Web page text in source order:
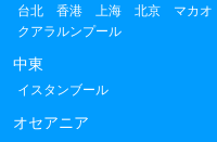
台北
香港 上海 北京 マカオ
クアラルンプール
中東
イスタンブール
オセアニア